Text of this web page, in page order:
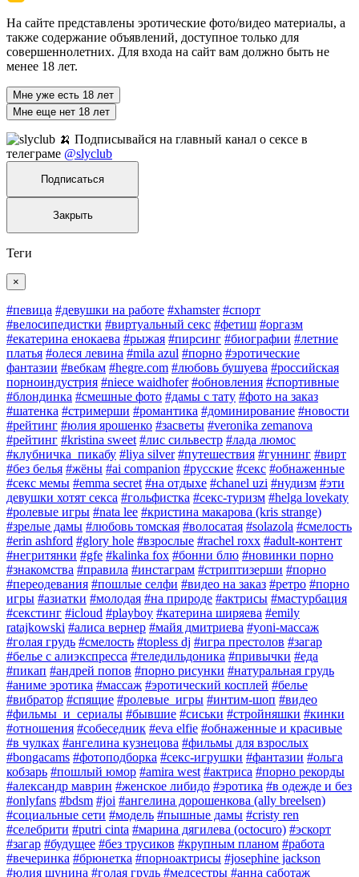
На сайте представлены эротические фото/видео материалы, а
также содержание объявлений, доступное только для
совершеннолетних. Для входа на сайт вам должно быть не
менее 18 лет.
Мне уже есть 18 лет
Мне еще нет 18 лет
🍌 Подписывайся на главный канал о сексе в
телеграме @slyclub
Подписаться
Закрыть
Теги
×
#певица #девушки на работе #xhamster #спорт
#велосипедистки #виртуальный секс #фетиш #оргазм
#екатерина енокаева #рыжая #пирсинг #биографии #летние
платья #олеся левина #mila azul #порно #эротические
фантазии #вебкам #hegre.com #любовь бушуева #российская
порноиндустрия #niece waidhofer #обновления #спортивные
#блондинка #смешные фото #дамы с тату #фото на заказ
#шатенка #стримерши #романтика #доминирование #новости
#рейтинг #юлия ярошенко #засветы #veronika zemanova
#рейтинг #kristina sweet #лис сильвестр #лада люмос
#клубничка_пикабу #liya silver #путешествия #гуннинг #вирт
#без белья #жëны #ai companion #русские #секс #обнаженные
#секс мемы #emma secret #на отдыхе #chanel uzi #нудизм #эти
девушки хотят секса #гольфистка #секс-туризм #helga lovekaty
#ролевые игры #nata lee #кристина макарова (kris strange)
#зрелые дамы #любовь томская #волосатая #solazola #смелость
#erin ashford #glory hole #взрослые #rachel roxx #adult-контент
#негритянки #gfe #kalinka fox #бонни блю #новинки порно
#знакомства #правила #инстаграм #стриптизерши #порно
#переодевания #пошлые селфи #видео на заказ #ретро #порно
игры #азиатки #молодая #на природе #актрисы #мастурбация
#секстинг #icloud #playboy #катерина ширяева #emily
ratajkowski #алиса вернер #майя дмитриева #yoni-массаж
#голая грудь #смелость #topless dj #игра престолов #загар
#белье с алиэкспресса #теледильдоника #привычки #еда
#пикап #андрей попов #порно рисунки #натуральная грудь
#аниме эротика #массаж #эротический косплей #белье
#вибратор #спящие #ролевые_игры #интим-шоп #видео
#фильмы_и_сериалы #бывшие #сиськи #стройняшки #кинки
#отношения #собеседник #eva elfie #обнаженные и красивые
#в чулках #ангелина кузнецова #фильмы для взрослых
#bongacams #фотоподборка #секс-игрушки #фантазии #ольга
кобзарь #пошлый юмор #amira west #актриса #порно рекорды
#александр маврин #женское либидо #эротика #в одежде и без
#onlyfans #bdsm #joi #ангелина дорошенкова (ally breelsen)
#социальные сети #модель #пышные дамы #cristy ren
#селебрити #putri cinta #марина дягилева (octocuro) #эскорт
#загар #будущее #без трусиков #крупным планом #работа
#вечеринка #брюнетка #порноактрисы #josephine jackson
#юлия шунина #голая грудь #медсестры #анна саботаж